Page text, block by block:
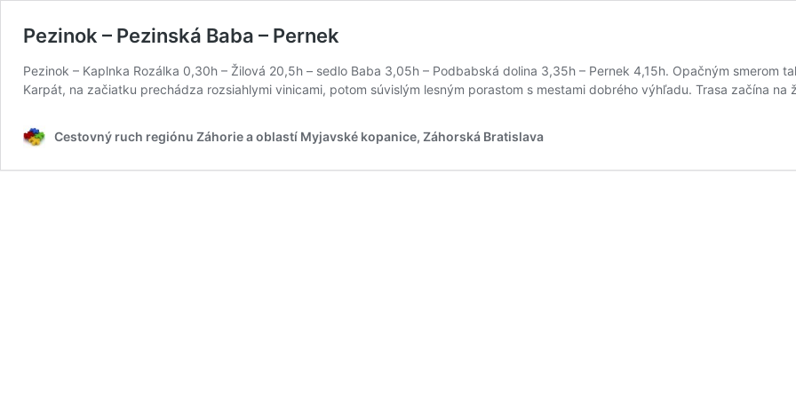
Pezinok – Pezinská Baba – Pernek
Pezinok – Kaplnka Rozálka 0,30h – Žilová 20,5h – sedlo Baba 3,05h – Podbabská dolina 3,35h – Pernek 4,15h. Opačným smerom
Karpát, na začiatku prechádza rozsiahlymi vinicami, potom súvislým lesným porastom s mestami dobrého výhľadu. Trasa začína
Cestovný ruch regiónu Záhorie a oblastí Myjavské kopanice, Záhorská Bratislava